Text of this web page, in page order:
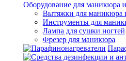
Оборудование для маникюра
Вытяжки для маникюра
Инструменты для
Лампа для сушки ногтей
Фрезер для маникюра